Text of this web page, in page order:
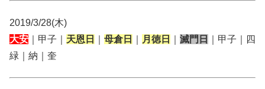
2019/3/28(木)
大安 ｜甲子｜ 天恩日 母倉日 月徳日 滅門日
｜甲子｜四
緑｜納｜奎